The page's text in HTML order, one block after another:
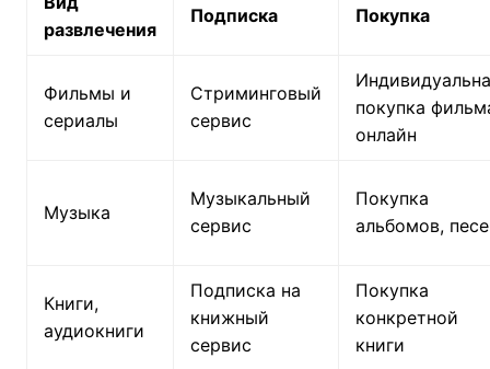
развлечения
Подписка Покупка
Фильмы и
сериалы
Стриминговый
сервис
покупка
онлайн
Музыка
Музыкальный
сервис
Покупка
альбомов,
Книги,
аудиокниги
Подписка на
книжный
сервис
Покупка
конкретной
книги